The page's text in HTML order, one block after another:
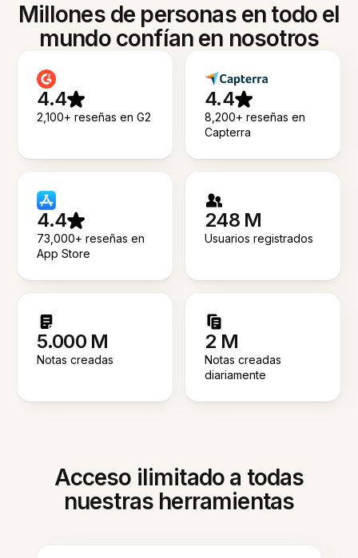
Millones de personas en todo el
mundo confían en nosotros
4.4
2,100+ reseñas en G2
4.4
8,200+ reseñas en
Capterra
4.4
73,000+ reseñas en
App Store
248 M
Usuarios registrados
5.000 M
Notas creadas
2 M
Notas creadas
diariamente
Acceso ilimitado a todas
nuestras herramientas